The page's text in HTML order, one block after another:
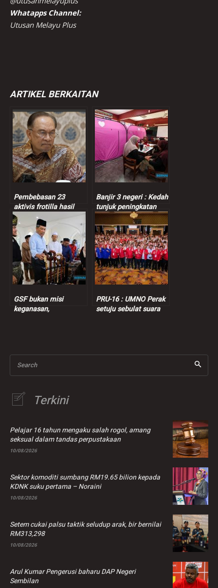
Whatapps Channel:
Utusan Melayu Plus
ARTIKEL BERKAITAN
Pembebasan 23
aktivis frotilla hasil
strategi Anwar,
kebijaksanaan
diplomasi Malaysia
Banjir 3 negeri : Kedah
tunjuk peningkatan
jumlah mangsa, Perak,
Johor tak berubah
GSF bukan misi
keganasan,
PRU-16 : UMNO Perak
setuju sebulat suara
Search
Terkini
Pelajar 16 tahun mengaku salah rogol, amang
seksual dalam tandas perpustakaan
10/08/2026
Sektor komoditi sumbang RM19.65 bilion kepada
KDNK suku pertama – Noraini
10/08/2026
Setem cukai palsu taktik seludup arak, bir bernilai
RM313,298
10/08/2026
Arul Kumar Pengerusi baharu DAP Negeri
Sembilan